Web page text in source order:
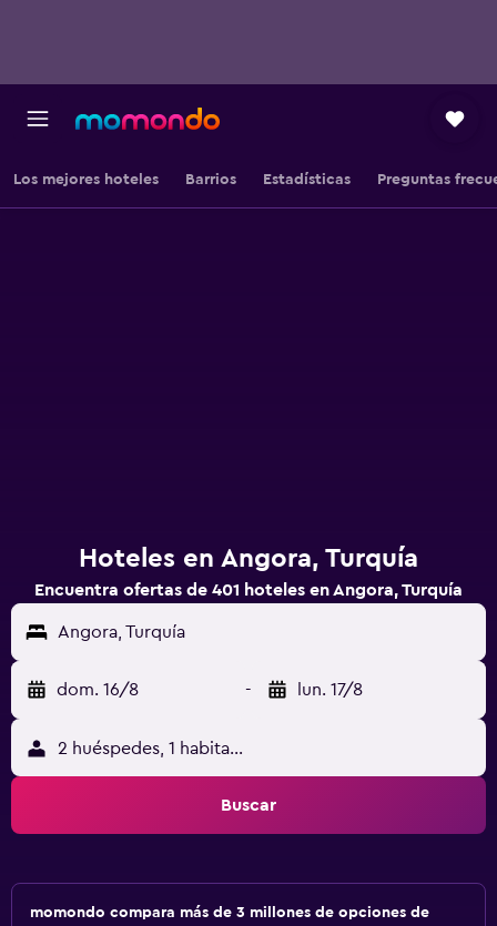
Los mejores hoteles Barrios Estadísticas Preguntas
Hoteles en Angora, Turquía
Encuentra ofertas de 401 hoteles en Angora, Turquía
Angora, Turquía
dom. 16/8 - lun. 17/8
2 huéspedes, 1 habitación
Buscar
momondo compara más de 3 millones de opciones de